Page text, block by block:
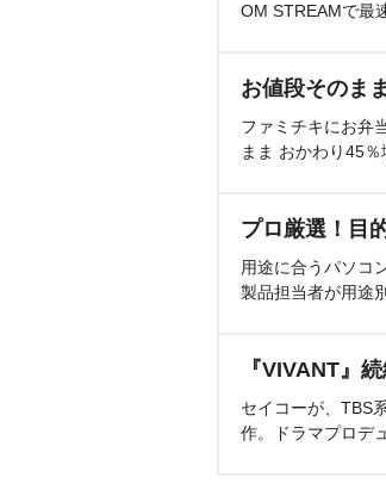
OM STREAMで最
お値段そのま
ファミチキにお弁
まま おかわり45
プロ厳選！目
用途に合うパソコ
製品担当者が用途
『VIVANT』
セイコーが、TBS
作。ドラマプロデ